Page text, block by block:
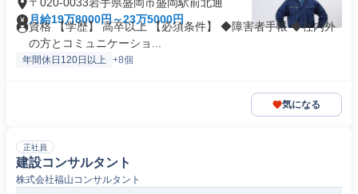
月給19万8000円～23万5000円
資格 【学歴】 高卒以上 【必須条件】 ◆障害者手帳 ◆社内外
の方とコミュニケーショ...
年間休日120日以上 +8個
気になる
正社員
建設コンサルタント
株式会社福山コンサルタント